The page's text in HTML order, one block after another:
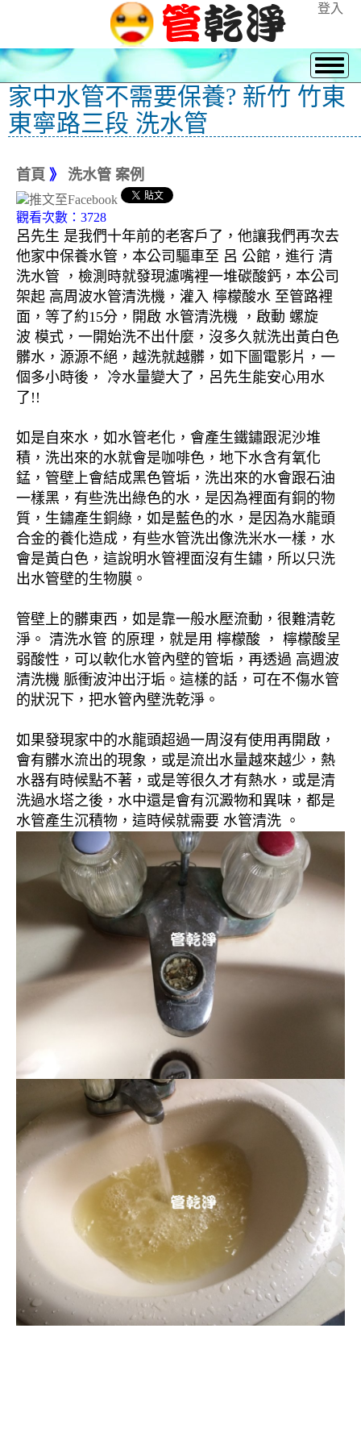
登入
家中水管不需要保養? 新竹 竹東
東寧路三段 洗水管
首頁 》 洗水管 案例
觀看次數：3728
呂先生 是我們十年前的老客戶了，他讓我們再次去
他家中保養水管，本公司驅車至 呂 公館，進行 清
洗水管 ，檢測時就發現濾嘴裡一堆碳酸鈣，本公司
架起 高周波水管清洗機，灌入 檸檬酸水 至管路裡
面，等了約15分，開啟 水管清洗機 ，啟動 螺旋
波 模式，一開始洗不出什麼，沒多久就洗出黃白色
髒水，源源不絕，越洗就越髒，如下圖電影片，一
個多小時後， 冷水量變大了，呂先生能安心用水
了!!
如是自來水，如水管老化，會產生鐵鏽跟泥沙堆
積，洗出來的水就會是咖啡色，地下水含有氧化
錳，管壁上會結成黑色管垢，洗出來的水會跟石油
一樣黑，有些洗出綠色的水，是因為裡面有銅的物
質，生鏽產生銅綠，如是藍色的水，是因為水龍頭
合金的養化造成，有些水管洗出像洗米水一樣，水
會是黃白色，這說明水管裡面沒有生鏽，所以只洗
出水管壁的生物膜。
管壁上的髒東西，如是靠一般水壓流動，很難清乾
淨。 清洗水管 的原理，就是用 檸檬酸 ， 檸檬酸呈
弱酸性，可以軟化水管內壁的管垢，再透過 高週波
清洗機 脈衝波沖出汙垢。這樣的話，可在不傷水管
的狀況下，把水管內壁洗乾淨。
如果發現家中的水龍頭超過一周沒有使用再開啟，
會有髒水流出的現象，或是流出水量越來越少，熱
水器有時候點不著，或是等很久才有熱水，或是清
洗過水塔之後，水中還是會有沉澱物和異味，都是
水管產生沉積物，這時候就需要 水管清洗 。